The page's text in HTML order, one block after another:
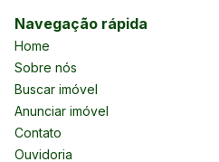
Navegação rápida
Home
Sobre nós
Buscar imóvel
Anunciar imóvel
Contato
Ouvidoria